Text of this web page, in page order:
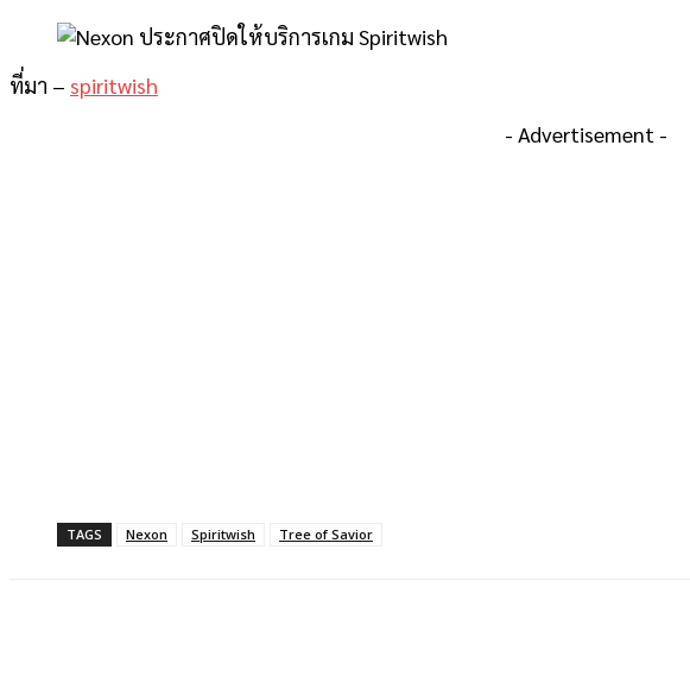
ที่มา – spiritwish
- Advertisement -
TAGS Nexon Spiritwish Tree of Savior